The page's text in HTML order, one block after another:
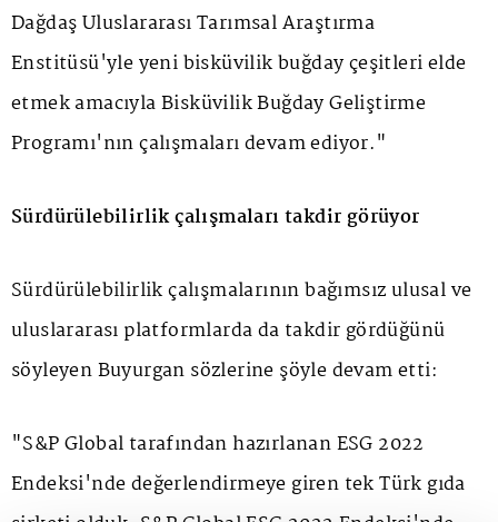
Dağdaş Uluslararası Tarımsal Araştırma
Enstitüsü'yle yeni bisküvilik buğday çeşitleri elde
etmek amacıyla Bisküvilik Buğday Geliştirme
Programı'nın çalışmaları devam ediyor."
Sürdürülebilirlik çalışmaları takdir görüyor
Sürdürülebilirlik çalışmalarının bağımsız ulusal ve
uluslararası platformlarda da takdir gördüğünü
söyleyen Buyurgan sözlerine şöyle devam etti:
"S&P Global tarafından hazırlanan ESG 2022
Endeksi'nde değerlendirmeye giren tek Türk gıda